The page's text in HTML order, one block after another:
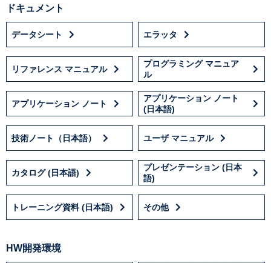
ドキュメント
データシート エラッタ
リファレンス マニュアル
プログラミング マニュア
ル
アプリケーション ノート
アプリケーション ノート
(日本語)
技術ノート（日本語） ユーザ マニュアル
カタログ (日本語)
プレゼンテーション (日本
語)
トレーニング資料 (日本語) その他
HW開発環境